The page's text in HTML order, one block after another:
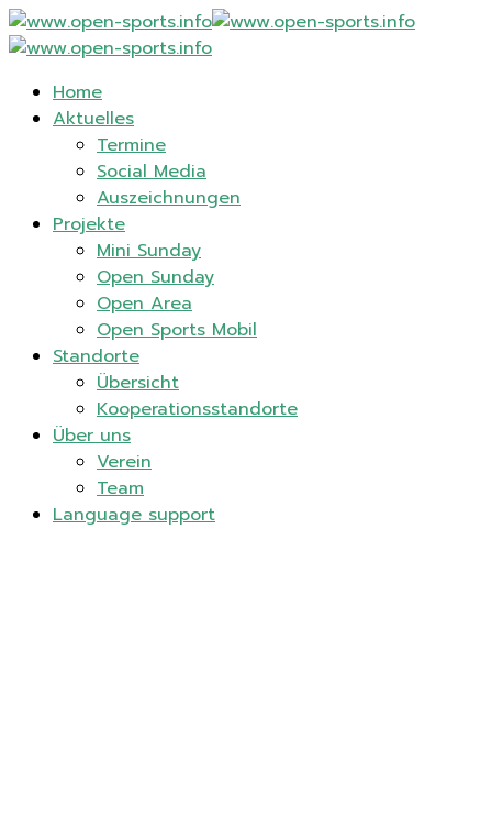
Home
Aktuelles
Termine
Social Media
Auszeichnungen
Projekte
Mini Sunday
Open Sunday
Open Area
Open Sports Mobil
Standorte
Übersicht
Kooperationsstandorte
Über uns
Verein
Team
Language support